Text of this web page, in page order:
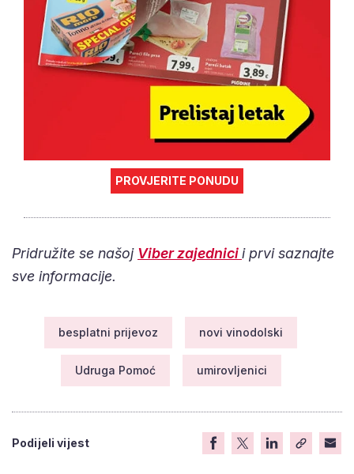
PROVJERITE PONUDU
Pridružite se našoj Viber zajednicii prvi saznajte
sve informacije.
besplatni prijevoz novi vinodolski
Udruga Pomoć umirovljenici
Podijeli vijest